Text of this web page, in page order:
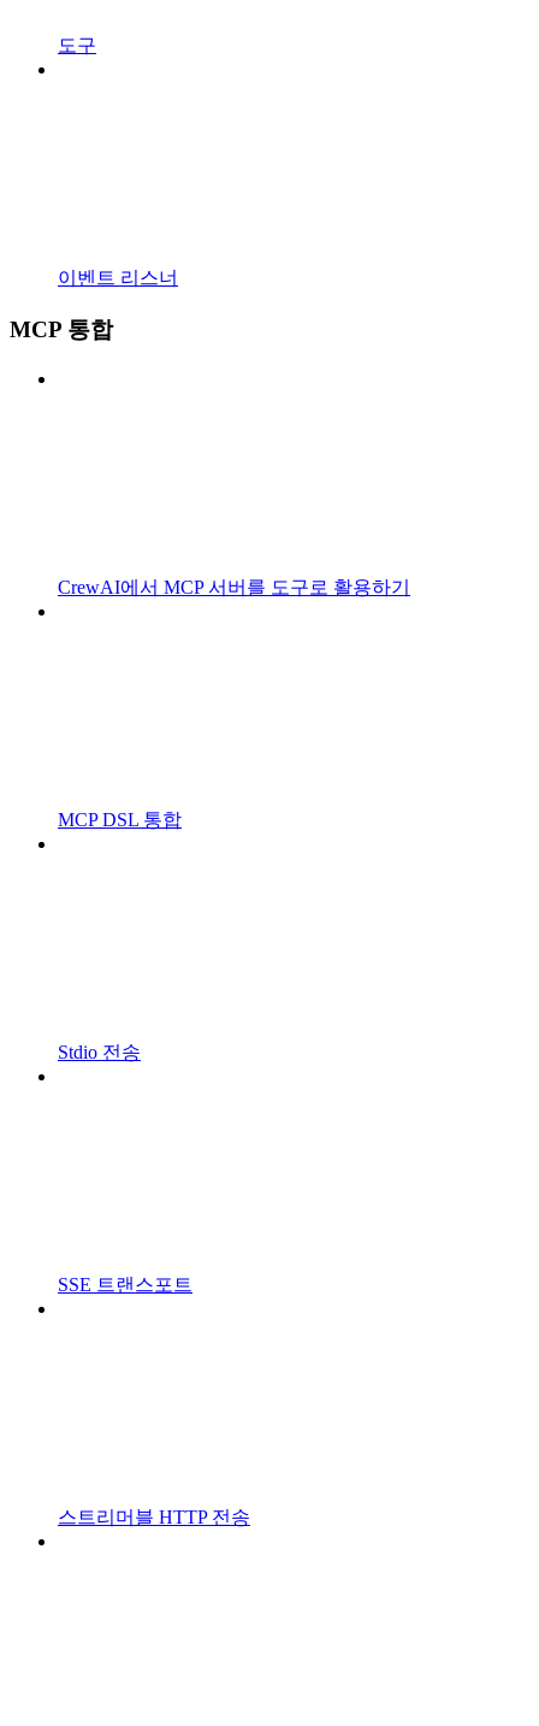
도구
이벤트 리스너
MCP 통합
CrewAI에서 MCP 서버를 도구로 활용하기
MCP DSL 통합
Stdio 전송
SSE 트랜스포트
스트리머블 HTTP 전송